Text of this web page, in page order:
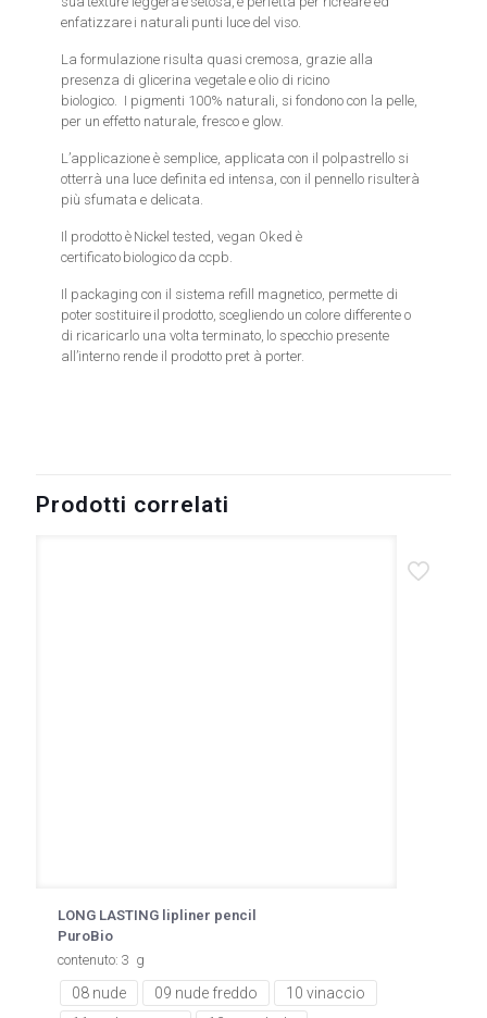
enfatizzare i naturali punti luce del viso.
La formulazione risulta quasi cremosa, grazie alla
presenza di glicerina vegetale e olio di ricino
biologico. I pigmenti 100% naturali, si fondono con la pelle,
per un effetto naturale, fresco e glow.
L’applicazione è semplice, applicata con il polpastrello si
otterrà una luce definita ed intensa, con il pennello risulterà
più sfumata e delicata.
Il prodotto è Nickel tested, vegan Ok ed è
certificato biologico da ccpb.
Il packaging con il sistema refill magnetico, permette di
poter sostituire il prodotto, scegliendo un colore differente o
di ricaricarlo una volta terminato, lo specchio presente
all’interno rende il prodotto pret à porter.
Prodotti correlati
LONG LASTING lipliner pencil
PuroBio
contenuto: 3 g
08 nude 09 nude freddo
10 vinaccio